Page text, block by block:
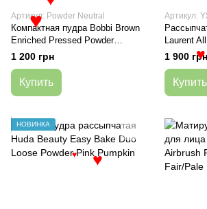
Артикул: Powder Neutral
Компактная пудра Bobbi Brown
Enriched Pressed Powder
Neutral, 8 г
1 200 грн
Купить
Артикул:
Laurent
1 900 грн
Купить
НОВИНКА
♥
♥
♥
♥
♥